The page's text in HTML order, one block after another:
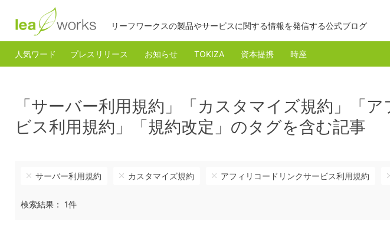
リーフワークスの製品やサービスに関する情報を発信する公式ブログ
人気ワード プレスリリース お知らせ TOKIZA 資本提携 時座
「サーバー利用規約」「カスタマイズ規約」「
ビス利用規約」「規約改定」のタグを含む記事
サーバー利用規約 カスタマイズ規約 アフィリコードリンクサービス利用規約
検索結果： 1件